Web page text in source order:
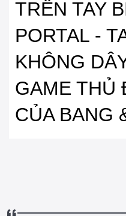
TRÊN TAY
PORTAL -
KHÔNG
GAME THỦ
CỦA BANG